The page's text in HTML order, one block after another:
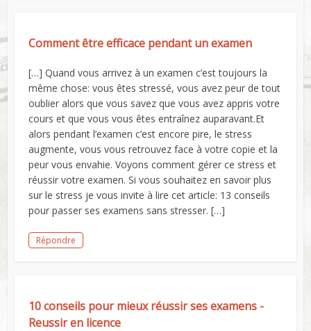
Comment être efficace pendant un examen
[…] Quand vous arrivez à un examen c’est toujours la
même chose: vous êtes stressé, vous avez peur de tout
oublier alors que vous savez que vous avez appris votre
cours et que vous vous êtes entraînez auparavant.Et
alors pendant l’examen c’est encore pire, le stress
augmente, vous vous retrouvez face à votre copie et la
peur vous envahie. Voyons comment gérer ce stress et
réussir votre examen. Si vous souhaitez en savoir plus
sur le stress je vous invite à lire cet article: 13 conseils
pour passer ses examens sans stresser. […]
Répondre
10 conseils pour mieux réussir ses examens -
Reussir en licence